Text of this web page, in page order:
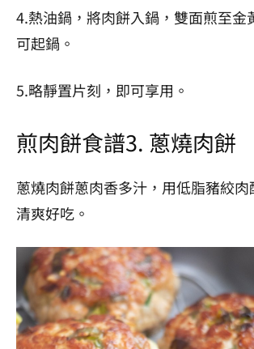
4.熱油鍋，將肉餅入鍋，雙面煎至金
可起鍋。
5.略靜置片刻，即可享用。
⁡煎肉餅食譜3. 蔥燒肉餅
蔥燒肉餅蔥肉香多汁，用低脂豬絞
清爽好吃。